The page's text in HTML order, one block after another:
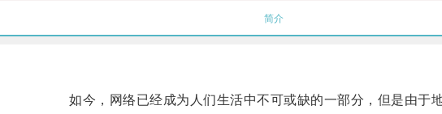
简介
如今，网络已经成为人们生活中不可或缺的一部分，但是由于